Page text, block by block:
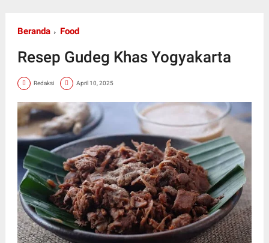
Beranda Food
Resep Gudeg Khas Yogyakarta
Redaksi April 10, 2025